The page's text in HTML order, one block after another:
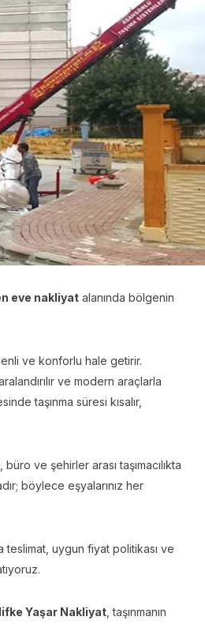
eve nakliyat alanında bölgenin
ve konforlu hale getirir.
ve modern araçlarla
taşınma süresi kısalır,
ve şehirler arası taşımacılıkta
böylece eşyalarınız her
teslimat, uygun fiyat politikası ve
Yaşar Nakliyat , taşınmanın